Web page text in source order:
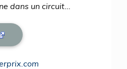
dans un circuit...